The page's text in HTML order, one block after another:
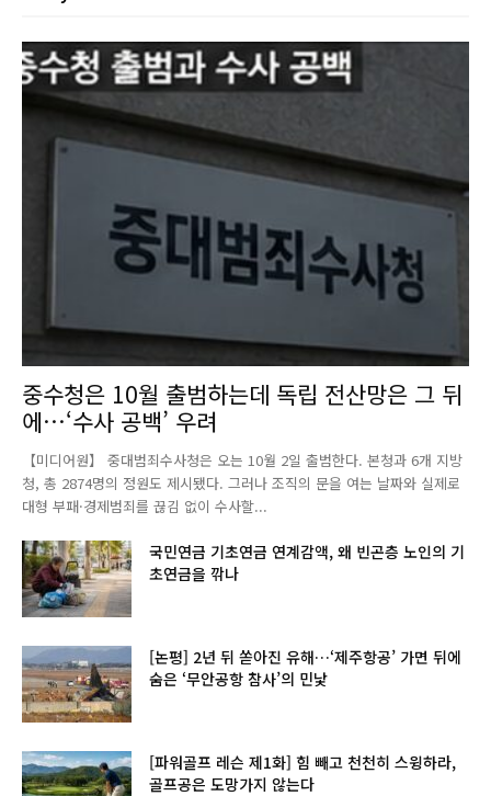
중수청은 10월 출범하는데 독립 전산망은 그 뒤
에…‘수사 공백’ 우려
【미디어원】 중대범죄수사청은 오는 10월 2일 출범한다. 본청과 6개 지방
청, 총 2874명의 정원도 제시됐다. 그러나 조직의 문을 여는 날짜와 실제로
대형 부패·경제범죄를 끊김 없이 수사할...
국민연금 기초연금 연계감액, 왜 빈곤층 노인의 기
초연금을 깎나
[논평] 2년 뒤 쏟아진 유해…‘제주항공’ 가면 뒤에
숨은 ‘무안공항 참사’의 민낯
[파워골프 레슨 제1화] 힘 빼고 천천히 스윙하라,
골프공은 도망가지 않는다